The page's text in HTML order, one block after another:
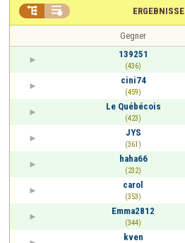
ERGEBNISSE
 
Gegner
139251
(436)
cini74
(459)
Le Québécois
(423)
JYS
(361)
haha66
(232)
carol
(353)
Emma2812
(344)
kven